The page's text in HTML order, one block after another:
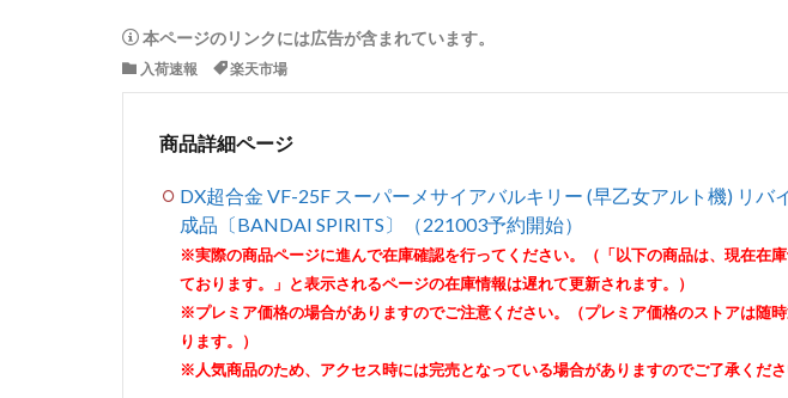
本ページのリンクには広告が含まれています。
入荷速報 楽天市場
商品詳細ページ
DX超合金 VF-25F スーパーメサイアバルキリー (早乙女アルト機) リ
成品〔BANDAI SPIRITS〕（221003予約開始）
※実際の商品ページに進んで在庫確認を行ってください。（「以下の商品は、現在在
ております。」と表示されるページの在庫情報は遅れて更新されます。）
※プレミア価格の場合がありますのでご注意ください。（プレミア価格のストアは随
ります。）
※人気商品のため、アクセス時には完売となっている場合がありますのでご了承くださ